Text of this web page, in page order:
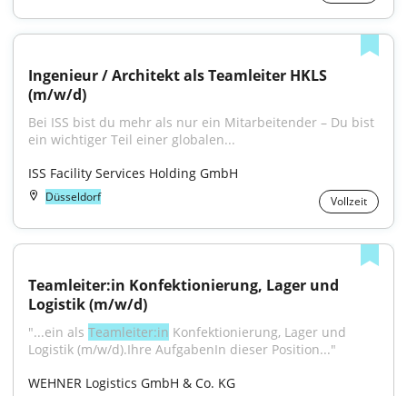
Ingenieur / Architekt als Teamleiter HKLS
(m/w/d)
Bei ISS bist du mehr als nur ein Mitarbeitender – Du bist
ein wichtiger Teil einer globalen...
ISS Facility Services Holding GmbH
Düsseldorf Vollzeit
Teamleiter:in Konfektionierung, Lager und
Logistik (m/w/d)
"...ein als Teamleiter:in Konfektionierung, Lager und
Logistik (m/w/d).Ihre AufgabenIn dieser Position..."
WEHNER Logistics GmbH & Co. KG